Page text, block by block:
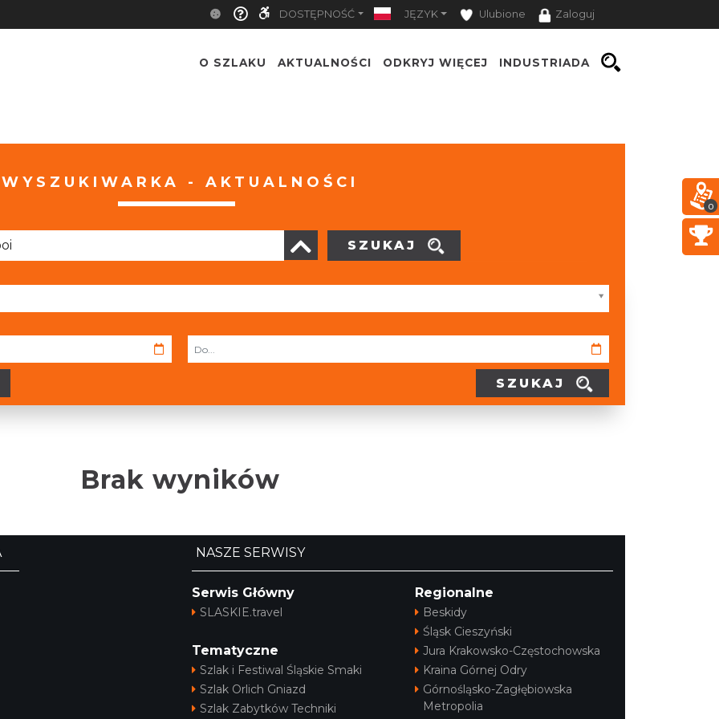
DOSTĘPNOŚĆ JĘZYK Ulubione Zaloguj
O SZLAKU AKTUALNOŚCI ODKRYJ WIĘCEJ INDUSTRIADA
WYSZUKIWARKA - AKTUALNOŚCI
SZUKAJ
SZUKAJ
Brak wyników
NASZE SERWISY
Serwis Główny
SLASKIE.travel
Tematyczne
Szlak i Festiwal Śląskie Smaki
Szlak Orlich Gniazd
Szlak Zabytków Techniki
Regionalne
Beskidy
Śląsk Cieszyński
Jura Krakowsko-Częstochowska
Kraina Górnej Odry
Górnośląsko-Zagłębiowska
Metropolia
0